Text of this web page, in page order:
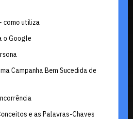
como utiliza
o Google
Campanha Bem Sucedida de
e as Palavras-Chaves